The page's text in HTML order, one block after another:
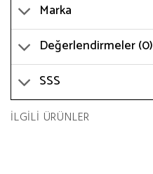
Marka
Değerlendirmeler (0)
SSS
İLGILI ÜRÜNLER